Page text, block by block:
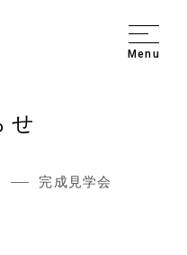
Menu
せ
完成見学会